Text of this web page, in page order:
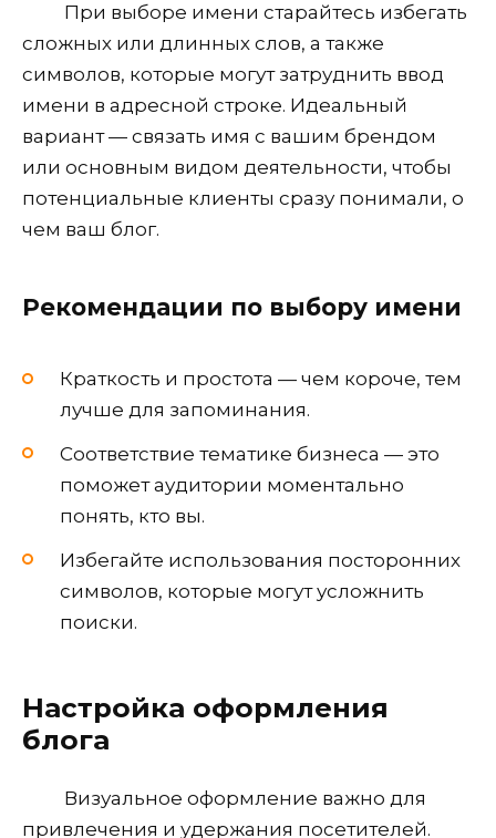
При выборе имени старайтесь избегать
сложных или длинных слов, а также
символов, которые могут затруднить ввод
имени в адресной строке. Идеальный
вариант — связать имя с вашим брендом
или основным видом деятельности, чтобы
потенциальные клиенты сразу понимали, о
чем ваш блог.
Рекомендации по выбору имени
Краткость и простота — чем короче, тем
лучше для запоминания.
Соответствие тематике бизнеса — это
поможет аудитории моментально
понять, кто вы.
Избегайте использования посторонних
символов, которые могут усложнить
поиски.
Настройка оформления
блога
Визуальное оформление важно для
привлечения и удержания посетителей.